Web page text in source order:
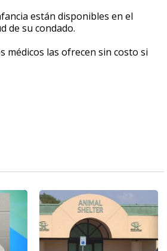
están disponibles en el
de su condado.
médicos las ofrecen sin costo si